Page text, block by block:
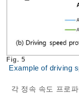
Fig. 5
Example of driving
각 정속 속도 프로